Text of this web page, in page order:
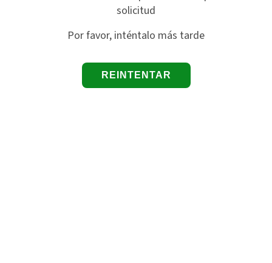
solicitud
Por favor, inténtalo más tarde
REINTENTAR